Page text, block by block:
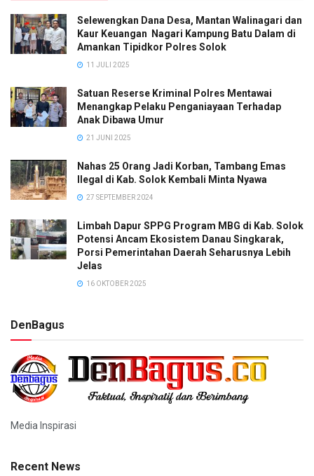
Selewengkan Dana Desa, Mantan Walinagari dan
Kaur Keuangan Nagari Kampung Batu Dalam di
Amankan Tipidkor Polres Solok
11 JULI 2025
Satuan Reserse Kriminal Polres Mentawai
Menangkap Pelaku Penganiayaan Terhadap
Anak Dibawa Umur
21 JUNI 2025
Nahas 25 Orang Jadi Korban, Tambang Emas
Ilegal di Kab. Solok Kembali Minta Nyawa
27 SEPTEMBER 2024
Limbah Dapur SPPG Program MBG di Kab. Solok
Potensi Ancam Ekosistem Danau Singkarak,
Porsi Pemerintahan Daerah Seharusnya Lebih
Jelas
16 OKTOBER 2025
DenBagus
Media Inspirasi
Recent News